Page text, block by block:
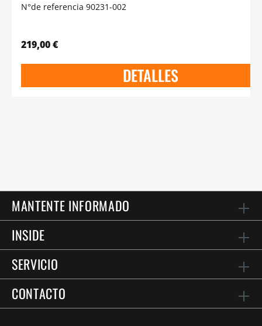
N°de referencia 90231-002
219,00 €
DETALLES
MANTENTE INFORMADO
INSIDE
SERVICIO
CONTACTO